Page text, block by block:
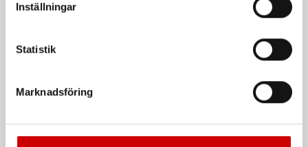
Inställningar
Statistik
Marknadsföring
Dispenserbox med 100 st.
Kampanj Kampanj